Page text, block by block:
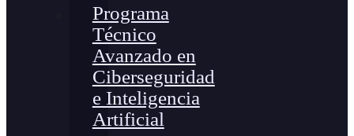
Programa
Técnico
Avanzado en
Ciberseguridad
e Inteligencia
Artificial